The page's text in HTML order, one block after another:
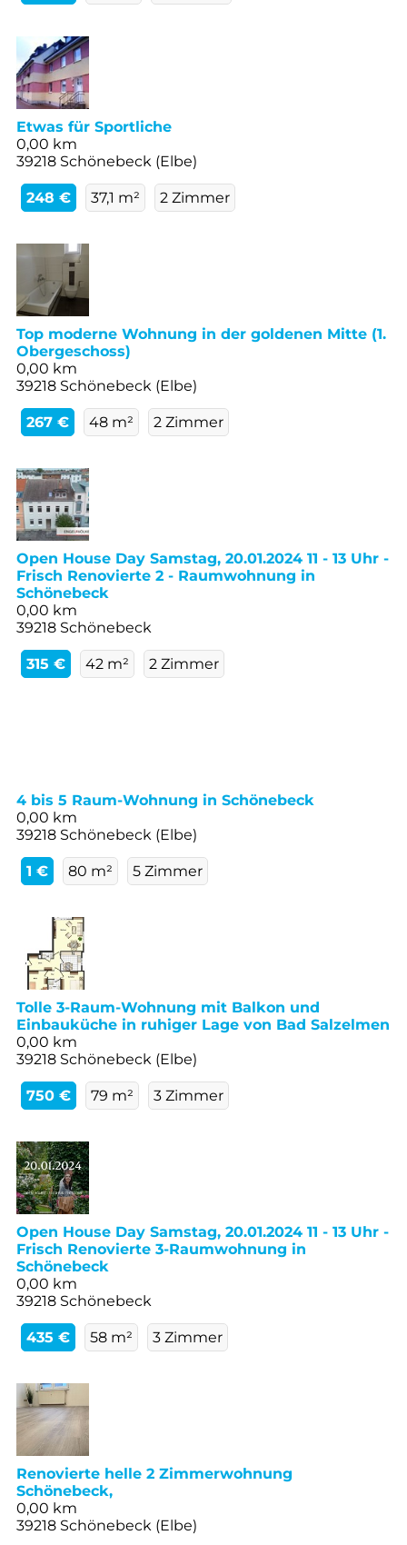
Etwas für Sportliche
0,00 km
39218 Schönebeck (Elbe)
248 € 37,1 m² 2 Zimmer
Top moderne Wohnung in der goldenen Mitte (1.
Obergeschoss)
0,00 km
39218 Schönebeck (Elbe)
267 € 48 m² 2 Zimmer
Open House Day Samstag, 20.01.2024 11 - 13 Uhr -
Frisch Renovierte 2 - Raumwohnung in
Schönebeck
0,00 km
39218 Schönebeck
315 € 42 m² 2 Zimmer
4 bis 5 Raum-Wohnung in Schönebeck
0,00 km
39218 Schönebeck (Elbe)
1 € 80 m² 5 Zimmer
Tolle 3-Raum-Wohnung mit Balkon und
Einbauküche in ruhiger Lage von Bad Salzelmen
0,00 km
39218 Schönebeck (Elbe)
750 € 79 m² 3 Zimmer
Open House Day Samstag, 20.01.2024 11 - 13 Uhr -
Frisch Renovierte 3-Raumwohnung in
Schönebeck
0,00 km
39218 Schönebeck
435 € 58 m² 3 Zimmer
Renovierte helle 2 Zimmerwohnung
Schönebeck,
0,00 km
39218 Schönebeck (Elbe)